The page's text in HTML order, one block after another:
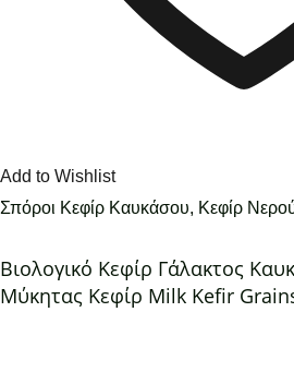
Add to Wishlist
Σπόροι Κεφίρ Καυκάσου, Κεφίρ
Βιολογικό Κεφίρ Γάλακτος
Μύκητας Κεφίρ Milk Kefir